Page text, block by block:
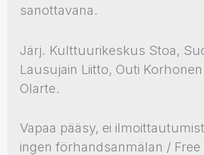
sanottavana.
Järj. Kulttuurikeskus Stoa,
Lausujain Liitto, Outi
Olarte.
Vapaa pääsy, ei
ingen förhandsanmälan /